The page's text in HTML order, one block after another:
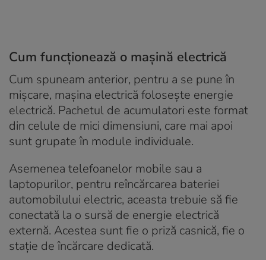
Cum funcționează o mașină electrică
Cum spuneam anterior, pentru a se pune în
mișcare, mașina electrică folosește energie
electrică. Pachetul de acumulatori este format
din celule de mici dimensiuni, care mai apoi
sunt grupate în module individuale.
Asemenea telefoanelor mobile sau a
laptopurilor, pentru reîncărcarea bateriei
automobilului electric, aceasta trebuie să fie
conectată la o sursă de energie electrică
externă. Acestea sunt fie o priză casnică, fie o
stație de încărcare dedicată.